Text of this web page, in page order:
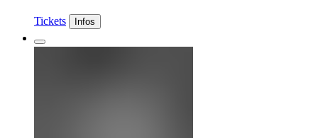
Tickets Infos